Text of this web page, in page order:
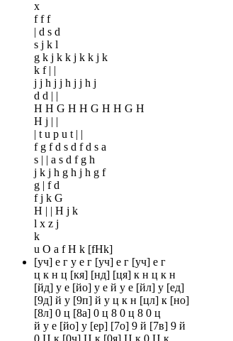
x
f f f
| d s d
s j k l
g k j k k j k k j k
k f | |
j j h j j h j j h j
d d | |
H H G H H G H H G H
H j | |
| t u p u t | |
f g f d s d f d s a
s | | a s d f g h
j k j h g h j h g f
g | f d
f j k G
H | | H j k
l x z j
k
u O a f H k [fHk]
[уч] е г у е г [уч] е г [уч] е г
ц к н ц [кя] [нд] [ця] к н ц к н
[йд] у е [йо] у е й у е [йл] у [ед]
[9д] й у [9п] й у ц к н [цл] к [но]
[8л] 0 ц [8а] 0 ц 8 0 ц 8 0 ц
й у е [йо] у [ер] [7о] 9 й [7в] 9 й